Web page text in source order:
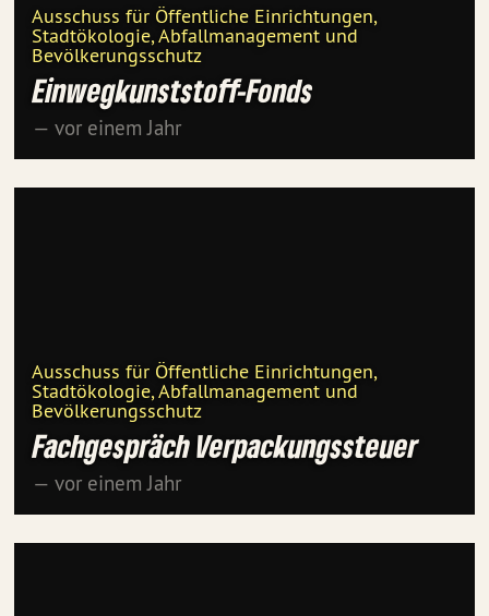
Ausschuss für Öffentliche Einrichtungen,
Stadtökologie, Abfallmanagement und
Bevölkerungsschutz
Einwegkunststoff-Fonds
— vor einem Jahr
Ausschuss für Öffentliche Einrichtungen,
Stadtökologie, Abfallmanagement und
Bevölkerungsschutz
Fachgespräch Verpackungssteuer
— vor einem Jahr